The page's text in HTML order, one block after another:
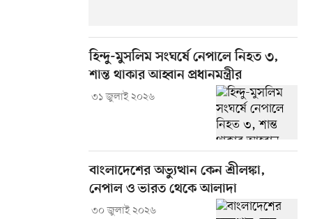
হিন্দু-মুসলিম সংঘর্ষে নেপালে নিহত ৩,
শান্ত থাকার আহ্বান প্রধানমন্ত্রীর
৩১ জুলাই ২০২৬
বাংলাদেশের অভ্যুত্থান কেন শ্রীলঙ্কা,
নেপাল ও ভারত থেকে আলাদা
৩০ জুলাই ২০২৬